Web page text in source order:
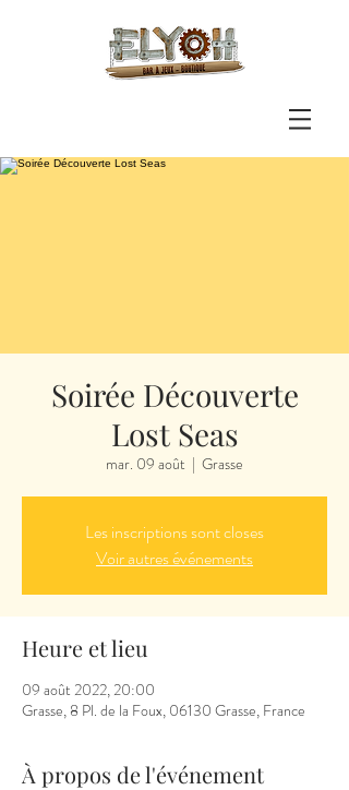
Soirée Découverte
Lost Seas
mar. 09 août
  |
Grasse
Les inscriptions sont closes
Voir autres événements
Heure et lieu
09 août 2022, 20:00
Grasse, 8 Pl. de la Foux, 06130 Grasse, France
À propos de l'événement